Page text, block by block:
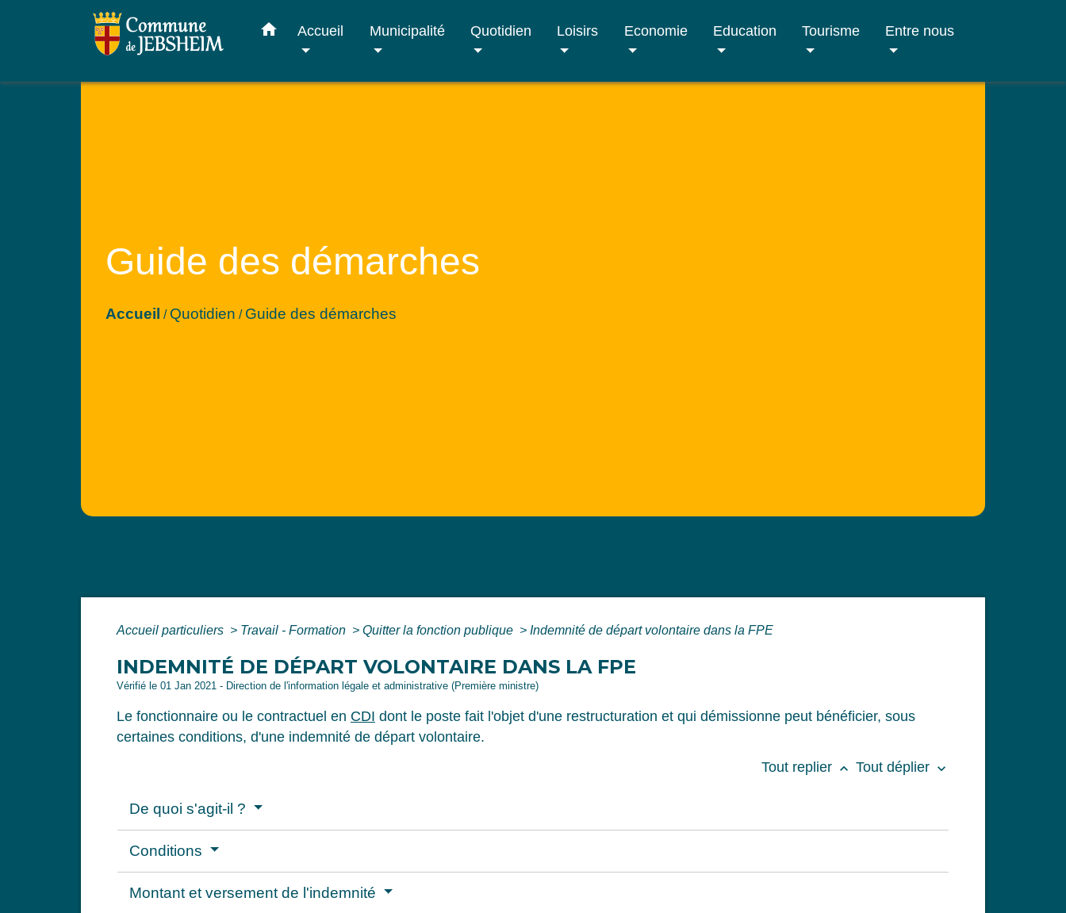
home Accueil Municipalité Quotidien Loisirs Economie Education Tourisme Entre nous
Guide des démarches
Accueil / Quotidien / Guide des démarches
Accueil particuliers > Travail - Formation > Quitter la fonction publique > Indemnité de départ volontaire dans la FPE
INDEMNITÉ DE DÉPART VOLONTAIRE DANS LA FPE
Vérifié le 01 Jan 2021 - Direction de l'information légale et administrative (Première ministre)
Le fonctionnaire ou le contractuel en CDI dont le poste fait l'objet d'une restructuration et qui démissionne peut bénéficier, sous
certaines conditions, d'une indemnité de départ volontaire.
Tout replier keyboard_arrow_up Tout déplier keyboard_arrow_down
De quoi s'agit-il ?
Conditions
Montant et versement de l'indemnité